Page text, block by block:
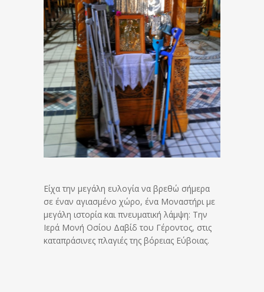
Είχα την μεγάλη ευλογία να βρεθώ σήμερα
σε έναν αγιασμένο χώρο, ένα Μοναστήρι με
μεγάλη ιστορία και πνευματική λάμψη: Την
Ιερά Μονή Οσίου Δαβίδ του Γέροντος, στις
καταπράσινες πλαγιές της βόρειας Εύβοιας.